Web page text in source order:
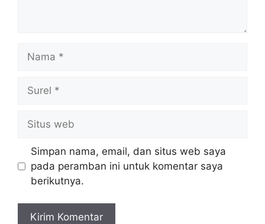
web
Simpan nama, email, dan situs web saya
pada peramban ini untuk komentar saya
berikutnya.